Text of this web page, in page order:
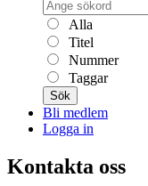
Alla
Titel
Nummer
Taggar
Sök
Bli medlem
Logga in
Kontakta oss